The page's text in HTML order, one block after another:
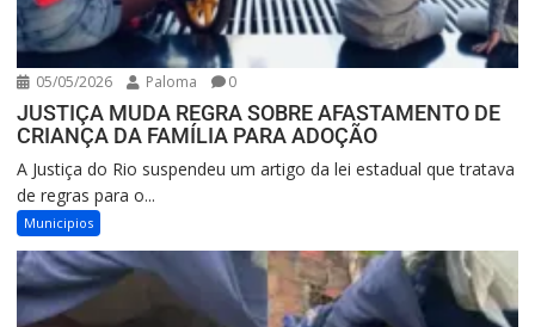
05/05/2026 Paloma 0
JUSTIÇA MUDA REGRA SOBRE AFASTAMENTO DE
CRIANÇA DA FAMÍLIA PARA ADOÇÃO
A Justiça do Rio suspendeu um artigo da lei estadual que tratava
de regras para o...
Municipios